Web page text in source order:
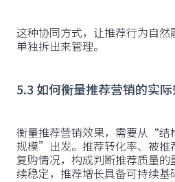
这种协同方式，让推荐行为自
单独拆出来管理。
5.3 如何衡量推荐营销的实
衡量推荐营销效果，需要从“
规模”出发。推荐转化率、被推
复购情况，构成判断推荐质量
续稳定，推荐增长具备可持续基